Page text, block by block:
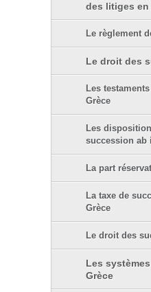
des litiges en
Le règlement
Le droit des
Les
Grèce
Les
succession ab
La part
La taxe de
Grèce
Le droit des
Les
Grèce